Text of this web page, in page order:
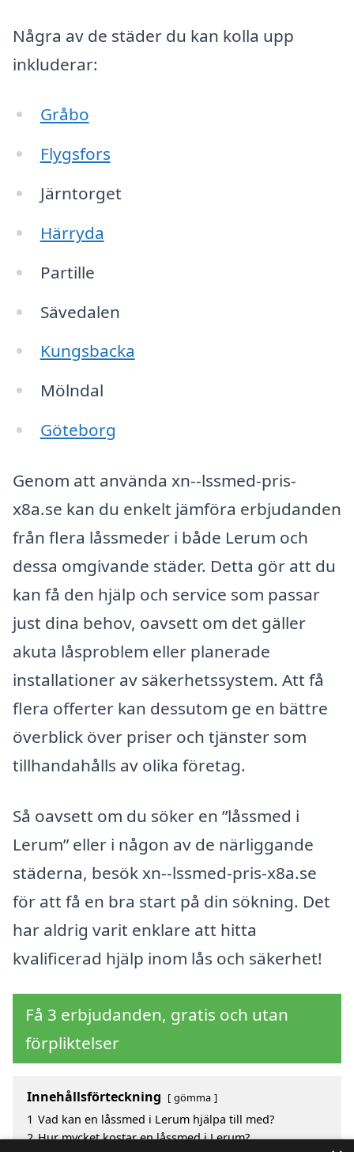
Några av de städer du kan kolla upp
inkluderar:
Gråbo
Flygsfors
Järntorget
Härryda
Partille
Sävedalen
Kungsbacka
Mölndal
Göteborg
Genom att använda xn--lssmed-pris-
x8a.se kan du enkelt jämföra erbjudanden
från flera låssmeder i både Lerum och
dessa omgivande städer. Detta gör att du
kan få den hjälp och service som passar
just dina behov, oavsett om det gäller
akuta låsproblem eller planerade
installationer av säkerhetssystem. Att få
flera offerter kan dessutom ge en bättre
överblick över priser och tjänster som
tillhandahålls av olika företag.
Så oavsett om du söker en ”låssmed i
Lerum” eller i någon av de närliggande
städerna, besök xn--lssmed-pris-x8a.se
för att få en bra start på din sökning. Det
har aldrig varit enklare att hitta
kvalificerad hjälp inom lås och säkerhet!
Få 3 erbjudanden, gratis och utan
förpliktelser
Innehållsförteckning gömma
1 Vad kan en låssmed i Lerum hjälpa till med?
2 Hur mycket kostar en låssmed i Lerum?